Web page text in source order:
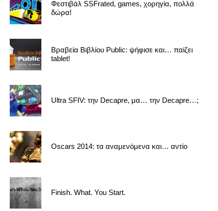
Φεστιβάλ SSFrated, games, χορηγία, πολλά
δώρα!
Βραβεία Βιβλίου Public: ψήφισε και… παίζει
tablet!
Ultra SFIV: την Decapre, μα… την Decapre…;
Oscars 2014: τα αναμενόμενα και… αντίο
Finish. What. You Start.